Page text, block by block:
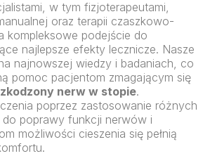
w tym fizjoterapeutami,
oraz terapii czaszkowo-
kompleksowe podejście do
najlepsze efekty lecznicze. Nasze
najnowszej wiedzy i badaniach, co
pomoc pacjentom zmagającym się
nerw w stopie.
poprzez zastosowanie różnych
poprawy funkcji nerwów i
możliwości cieszenia się pełnią